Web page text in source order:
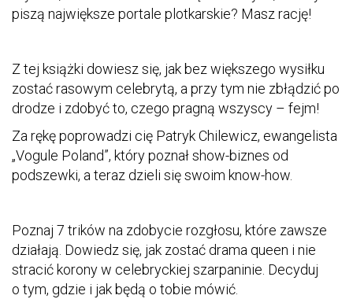
piszą największe portale plotkarskie? Masz rację!
Z tej książki dowiesz się, jak bez większego wysiłku
zostać rasowym celebrytą, a przy tym nie zbłądzić po
drodze i zdobyć to, czego pragną wszyscy – fejm!
Za rękę poprowadzi cię Patryk Chilewicz, ewangelista
„Vogule Poland”, który poznał show-biznes od
podszewki, a teraz dzieli się swoim know-how.
Poznaj 7 trików na zdobycie rozgłosu, które zawsze
działają. Dowiedz się, jak zostać drama queen i nie
stracić korony w celebryckiej szarpaninie. Decyduj
o tym, gdzie i jak będą o tobie mówić.